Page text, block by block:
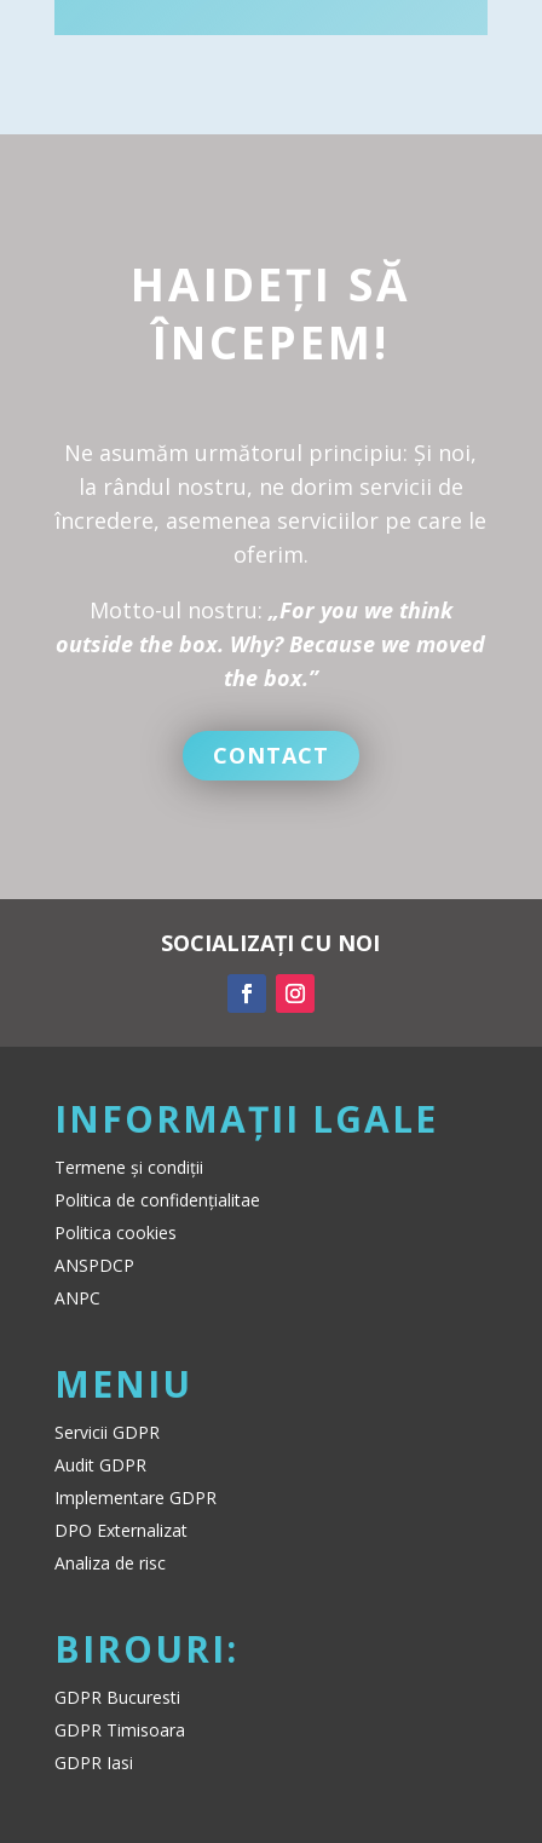
HAIDEȚI SĂ
ÎNCEPEM!
Ne asumăm următorul principiu: Și noi,
la rândul nostru, ne dorim servicii de
încredere, asemenea serviciilor pe care le
oferim.
Motto-ul nostru: „For you we think
outside the box. Why? Because we moved
the box.”
CONTACT
SOCIALIZAȚI CU NOI
INFORMAȚII LGALE
Termene și condiții
Politica de confidențialitae
Politica cookies
ANSPDCP
ANPC
MENIU
Servicii GDPR
Audit GDPR
Implementare GDPR
DPO Externalizat
Analiza de risc
BIROURI:
GDPR Bucuresti
GDPR Timisoara
GDPR Iasi